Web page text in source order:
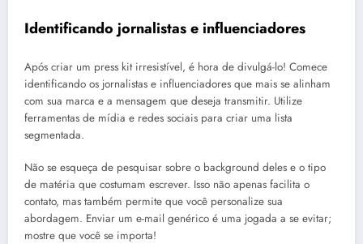
Identificando jornalistas e influenciadores
Após criar um press kit irresistível, é hora de divulgá-lo! Comece
identificando os jornalistas e influenciadores que mais se alinham
com sua marca e a mensagem que deseja transmitir. Utilize
ferramentas de mídia e redes sociais para criar uma lista
segmentada.
Não se esqueça de pesquisar sobre o background deles e o tipo
de matéria que costumam escrever. Isso não apenas facilita o
contato, mas também permite que você personalize sua
abordagem. Enviar um e-mail genérico é uma jogada a se evitar;
mostre que você se importa!